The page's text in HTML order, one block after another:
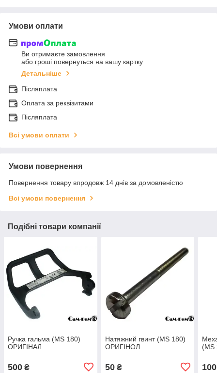
Умови оплати
Ви отримаєте замовлення
або гроші повернуться на вашу картку
Детальніше
Післяплата
Оплата за реквізитами
Післяплата
Всі умови оплати
Умови повернення
Повернення товару впродовж 14 днів за домовленістю
Всі умови повернення
Подібні товари компанії
Ручка гальма (MS 180)
ОРИГІНАЛ
500 ₴
Натяжний гвинт (MS 180)
ОРИГІНОЛ
50₴ 100